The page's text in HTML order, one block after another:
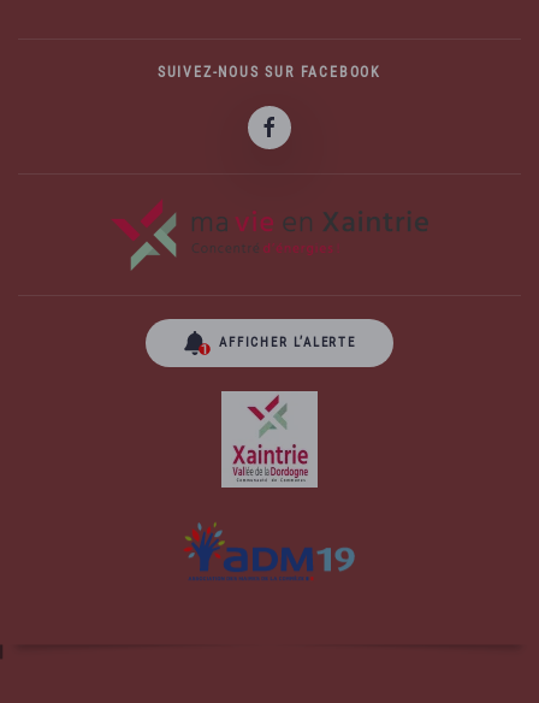
SUIVEZ-NOUS SUR FACEBOOK
AFFICHER L’ALERTE